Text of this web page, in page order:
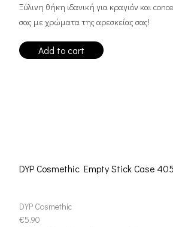
Ξύλινη θήκη ιδανική για κραγιόν και
σας με χρώματα της αρεσκείας σας!
Add to cart
DYP Cosmethic Empty Stick Case
DYP Cosmethic
€5.90